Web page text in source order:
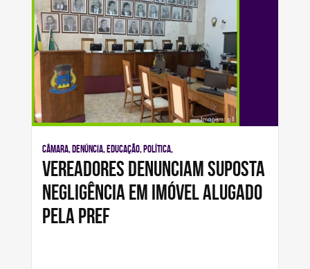
Câmara, Denúncia, Educação, Política,
Vereadores denunciam suposta
negligência em imóvel alugado
pela Pref